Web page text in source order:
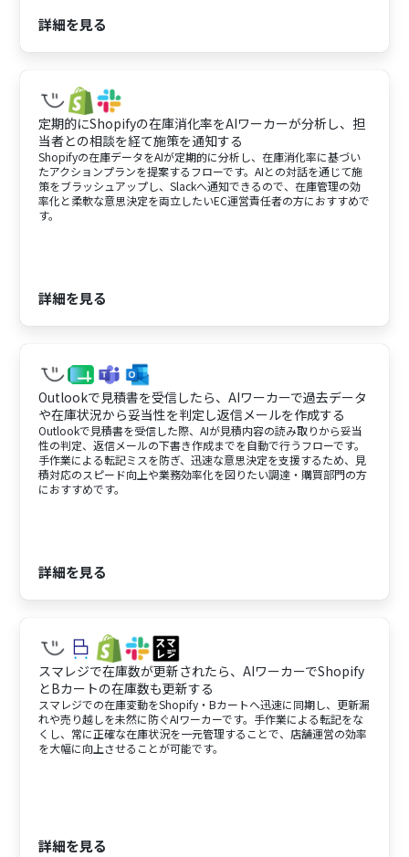
詳細を見る
定期的にShopifyの在庫消化率をAIワーカーが分析し、担
当者との相談を経て施策を通知する
Shopifyの在庫データをAIが定期的に分析し、在庫消化率に基づい
たアクションプランを提案するフローです。AIとの対話を通じて施
策をブラッシュアップし、Slackへ通知できるので、在庫管理の効
率化と柔軟な意思決定を両立したいEC運営責任者の方におすすめで
す。
詳細を見る
Outlookで見積書を受信したら、AIワーカーで過去データ
や在庫状況から妥当性を判定し返信メールを作成する
Outlookで見積書を受信した際、AIが見積内容の読み取りから妥当
性の判定、返信メールの下書き作成までを自動で行うフローです。
手作業による転記ミスを防ぎ、迅速な意思決定を支援するため、見
積対応のスピード向上や業務効率化を図りたい調達・購買部門の方
におすすめです。
詳細を見る
スマレジで在庫数が更新されたら、AIワーカーでShopify
とBカートの在庫数も更新する
スマレジでの在庫変動をShopify・Bカートへ迅速に同期し、更新漏
れや売り越しを未然に防ぐAIワーカーです。手作業による転記をな
くし、常に正確な在庫状況を一元管理することで、店舗運営の効率
を大幅に向上させることが可能です。
詳細を見る